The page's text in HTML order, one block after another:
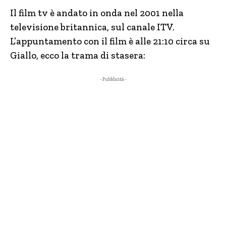
Il film tv è andato in onda nel 2001 nella
televisione britannica, sul canale ITV.
L’appuntamento con il film è alle 21:10 circa su
Giallo, ecco la trama di stasera:
- Pubblicità -